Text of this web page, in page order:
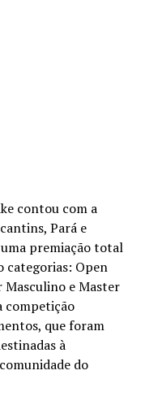
contou com a
Pará e
premiação total
categorias: Open
e Master
competição
que foram
à
do